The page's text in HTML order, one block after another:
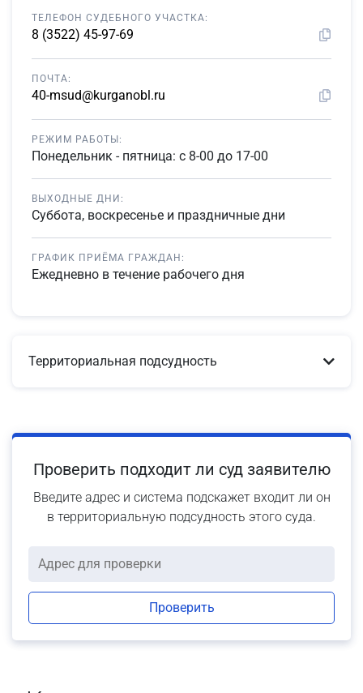
ТЕЛЕФОН СУДЕБНОГО УЧАСТКА:
8 (3522) 45-97-69
ПОЧТА:
40-msud@kurganobl.ru
РЕЖИМ РАБОТЫ:
Понедельник - пятница: с 8-00 до 17-00
ВЫХОДНЫЕ ДНИ:
Суббота, воскресенье и праздничные дни
ГРАФИК ПРИЁМА ГРАЖДАН:
Ежедневно в течение рабочего дня
Территориальная подсудность
Проверить подходит ли суд заявителю
Введите адрес и система подскажет входит ли он
в территориальную подсудность этого суда.
Проверить